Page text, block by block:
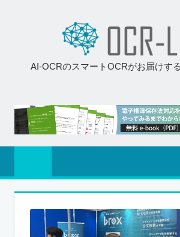
AI-OCRのスマートOCRがお届けす